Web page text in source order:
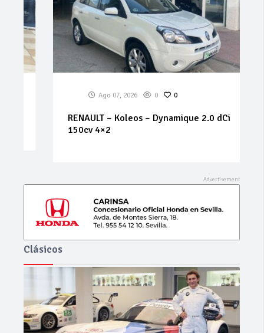
Ago 07, 2026 0 0
RENAULT – Koleos – Dynamique 2.0 dCi
150cv 4×2
Clásicos